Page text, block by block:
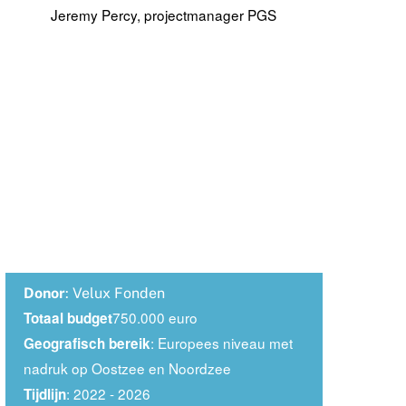
Jeremy Percy, projectmanager PGS
Donor: Velux Fonden
Totaal budget750.000 euro
Geografisch bereik: Europees niveau met
nadruk op Oostzee en Noordzee
Tijdlijn: 2022 - 2026